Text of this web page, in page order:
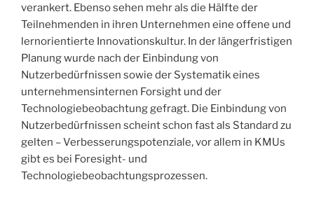
verankert. Ebenso sehen mehr als die Hälfte der
Teilnehmenden in ihren Unternehmen eine offene und
lernorientierte Innovationskultur. In der längerfristigen
Planung wurde nach der Einbindung von
Nutzerbedürfnissen sowie der Systematik eines
unternehmensinternen Forsight und der
Technologiebeobachtung gefragt. Die Einbindung von
Nutzerbedürfnissen scheint schon fast als Standard zu
gelten – Verbesserungspotenziale, vor allem in KMUs
gibt es bei Foresight- und
Technologiebeobachtungsprozessen.